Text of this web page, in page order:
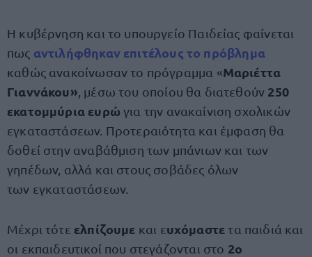
Η κυβέρνηση και το υπουργείο Παιδείας φαίνεται
πως αντιλήφθηκαν επιτέλους το πρόβλημα
καθώς ανακοίνωσαν το πρόγραμμα «Μαριέττα
Γιαννάκου» , μέσω του οποίου θα διατεθούν 250
εκατομμύρια ευρώ για την ανακαίνιση σχολικών
εγκαταστάσεων. Προτεραιότητα και έμφαση θα
δοθεί στην αναβάθμιση των μπάνιων και των
γηπέδων, αλλά και στους σοβάδες όλων
των εγκαταστάσεων.
Μέχρι τότε ελπίζουμε και ευχόμαστετα παιδιά και
οι εκπαιδευτικοί που στεγάζονται στο 2ο